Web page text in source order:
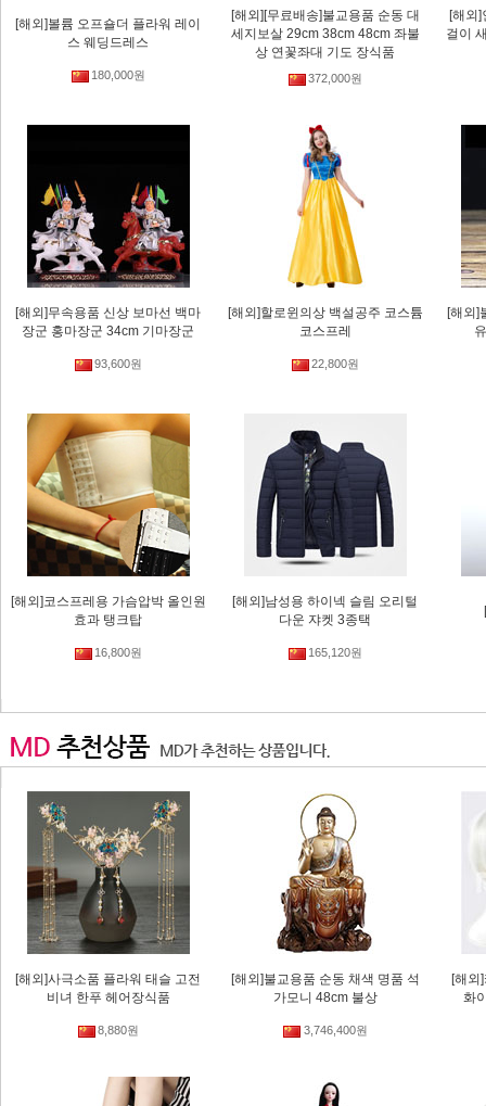
[해외]볼륨 오프숄더 플라워 레이
스 웨딩드레스
180,000원
[해외][무료배송]불교용품 순동 대
세지보살 29cm 38cm 48cm 좌불
상 연꽃좌대 기도 장식품
372,000원
[해외
걸이
[해외]무속용품 신상 보마선 백마
장군 홍마장군 34cm 기마장군
93,600원
[해외]할로윈의상 백설공주 코스튬
코스프레
22,800원
[해외]
[해외]코스프레용 가슴압박 올인원
효과 탱크탑
16,800원
[해외]남성용 하이넥 슬림 오리털
다운 쟈켓 3종택
165,120원
[해외]사극소품 플라워 태슬 고전
비녀 한푸 헤어장식품
8,880원
[해외]불교용품 순동 채색 명품 석
가모니 48cm 불상
3,746,400원
[해외
화